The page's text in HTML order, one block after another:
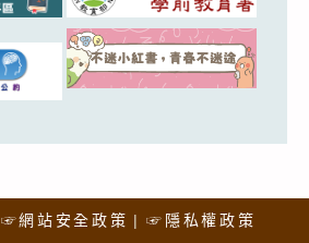
☞網站安全政策 ☞隱私權政策